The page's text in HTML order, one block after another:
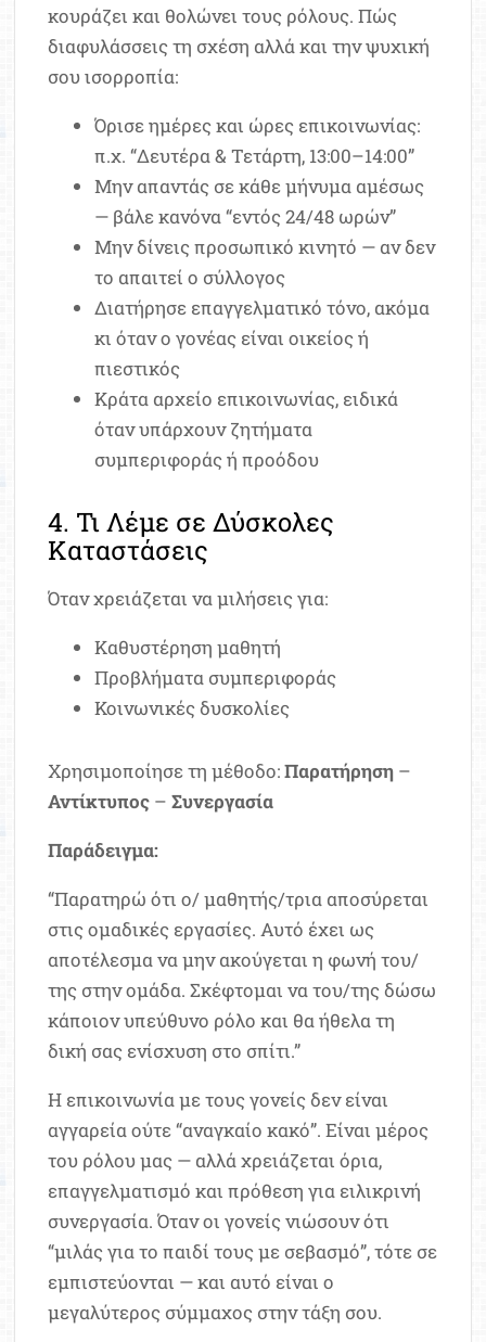
κουράζει και θολώνει τους ρόλους. Πώς
διαφυλάσσεις τη σχέση αλλά και την ψυχική
σου ισορροπία:
Όρισε ημέρες και ώρες επικοινωνίας:
π.χ. “Δευτέρα & Τετάρτη, 13:00–14:00”
Μην απαντάς σε κάθε μήνυμα αμέσως
— βάλε κανόνα “εντός 24/48 ωρών”
Μην δίνεις προσωπικό κινητό — αν δεν
το απαιτεί ο σύλλογος
Διατήρησε επαγγελματικό τόνο, ακόμα
κι όταν ο γονέας είναι οικείος ή
πιεστικός
Κράτα αρχείο επικοινωνίας, ειδικά
όταν υπάρχουν ζητήματα
συμπεριφοράς ή προόδου
4. Τι Λέμε σε Δύσκολες
Καταστάσεις
Όταν χρειάζεται να μιλήσεις για:
Καθυστέρηση μαθητή
Προβλήματα συμπεριφοράς
Κοινωνικές δυσκολίες
Χρησιμοποίησε τη μέθοδο:Παρατήρηση –
Αντίκτυπος –Συνεργασία
Παράδειγμα:
“Παρατηρώ ότι ο/ μαθητής/τρια αποσύρεται
στις ομαδικές εργασίες. Αυτό έχει ως
αποτέλεσμα να μην ακούγεται η φωνή του/
της στην ομάδα. Σκέφτομαι να του/της δώσω
κάποιον υπεύθυνο ρόλο και θα ήθελα τη
δική σας ενίσχυση στο σπίτι.”
Η επικοινωνία με τους γονείς δεν είναι
αγγαρεία ούτε “αναγκαίο κακό”. Είναι μέρος
του ρόλου μας — αλλά χρειάζεται όρια,
επαγγελματισμό και πρόθεση για ειλικρινή
συνεργασία. Όταν οι γονείς νιώσουν ότι
“μιλάς για το παιδί τους με σεβασμό”, τότε σε
εμπιστεύονται — και αυτό είναι ο
μεγαλύτερος σύμμαχος στην τάξη σου.